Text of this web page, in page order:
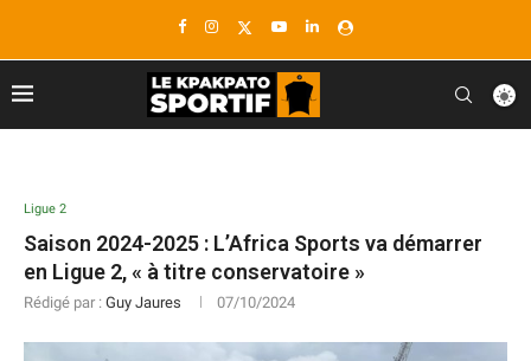
Ligue 2
Saison 2024-2025 : L’Africa Sports va démarrer
en Ligue 2, « à titre conservatoire »
Rédigé par : Guy Jaures 07/10/2024